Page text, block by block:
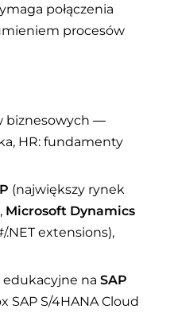
połączenia
procesów
biznesowych —
HR: fundamenty
(największy rynek
Microsoft Dynamics
.NET extensions),
edukacyjne naSAP
SAP S/4HANA Cloud